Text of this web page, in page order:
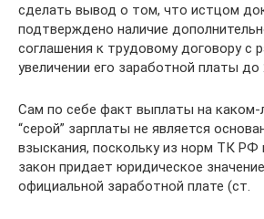
сделать вывод о том, что истцом
подтверждено наличие
соглашения к трудовому договору с
увеличении его заработной платы до
Сам по себе факт выплаты на каком-
“серой” зарплаты не является
взыскания, поскольку из норм ТК РФ
закон придает юридическое
официальной заработной плате (ст.